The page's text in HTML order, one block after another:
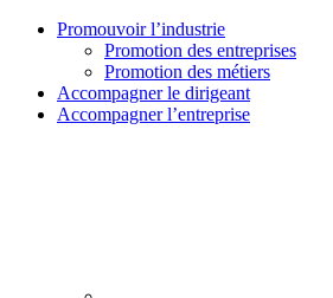
Promouvoir l’industrie
Promotion des entreprises
Promotion des métiers
Accompagner le dirigeant
Accompagner l’entreprise